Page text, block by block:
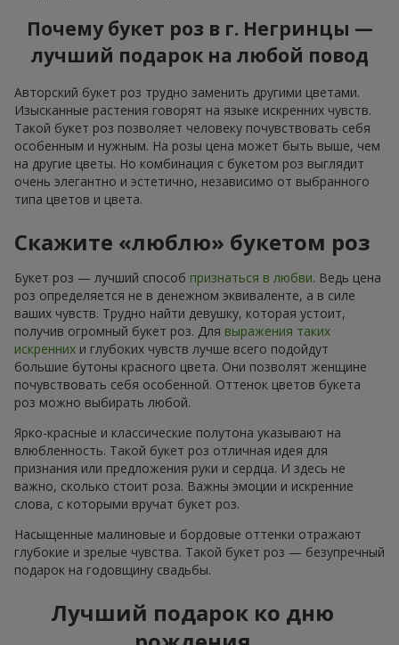
Почему букет роз в г. Негринцы —
лучший подарок на любой повод
Авторский букет роз трудно заменить другими цветами.
Изысканные растения говорят на языке искренних чувств.
Такой букет роз позволяет человеку почувствовать себя
особенным и нужным. На розы цена может быть выше, чем
на другие цветы. Но комбинация с букетом роз выглядит
очень элегантно и эстетично, независимо от выбранного
типа цветов и цвета.
Скажите «люблю» букетом роз
Букет роз — лучший способ признаться в любви. Ведь цена
роз определяется не в денежном эквиваленте, а в силе
ваших чувств. Трудно найти девушку, которая устоит,
получив огромный букет роз. Для выражения таких
искренних и глубоких чувств лучше всего подойдут
большие бутоны красного цвета. Они позволят женщине
почувствовать себя особенной. Оттенок цветов букета
роз можно выбирать любой.
Ярко-красные и классические полутона указывают на
влюбленность. Такой букет роз отличная идея для
признания или предложения руки и сердца. И здесь не
важно, сколько стоит роза. Важны эмоции и искренние
слова, с которыми вручат букет роз.
Насыщенные малиновые и бордовые оттенки отражают
глубокие и зрелые чувства. Такой букет роз — безупречный
подарок на годовщину свадьбы.
Лучший подарок ко дню